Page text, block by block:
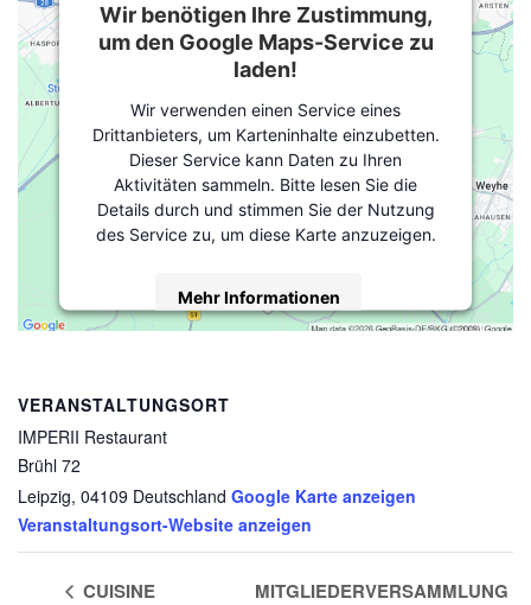
VERANSTALTUNGSORT
IMPERII Restaurant
Brühl 72
Leipzig, 04109 Deutschland Google Karte anzeigen
Veranstaltungsort-Website anzeigen
Wir benötigen Ihre Zustimmung,
um den Google Maps-Service zu
laden!
Wir verwenden einen Service eines
Drittanbieters, um Karteninhalte einzubetten.
Dieser Service kann Daten zu Ihren
Aktivitäten sammeln. Bitte lesen Sie die
Details durch und stimmen Sie der Nutzung
des Service zu, um diese Karte anzuzeigen.
Mehr Informationen
powered byUsercentrics Consent
CUISINE
MITGLIEDERVERSAMMLUNG